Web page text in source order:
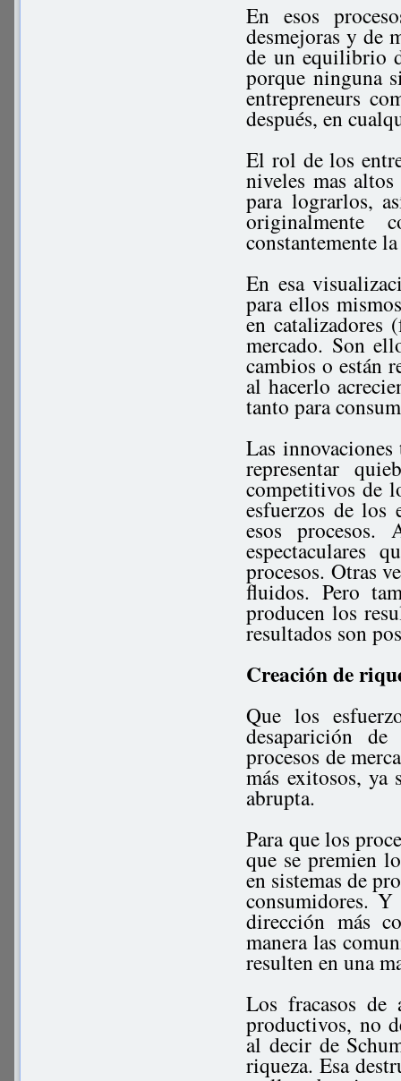
En esos
desmejoras y de
de un equilibrio
porque ninguna
entrepreneurs
después, en
El rol de los
niveles mas
para lograrlos,
originalmente
constantemente
En esa
para ellos
en catalizadores
mercado. Son
cambios o están
al hacerlo
tanto para
Las
representar
competitivos de
esfuerzos de los
esos procesos.
espectaculares
procesos. Otras
fluidos. Pero
producen los
resultados son
Creación de
Que los
desaparición
procesos de
más exitosos, ya
abrupta.
Para que los
que se premien
en sistemas de
consumidores.
dirección más
manera las
resulten en una
Los fracasos de
productivos, no
al decir de
riqueza. Esa